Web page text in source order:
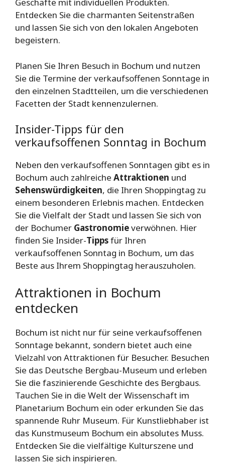
Geschäfte mit individuellen Produkten.
Entdecken Sie die charmanten Seitenstraßen
und lassen Sie sich von den lokalen Angeboten
begeistern.
Planen Sie Ihren Besuch in Bochum und nutzen
Sie die Termine der verkaufsoffenen Sonntage in
den einzelnen Stadtteilen, um die verschiedenen
Facetten der Stadt kennenzulernen.
Insider-Tipps für den
verkaufsoffenen Sonntag in Bochum
Neben den verkaufsoffenen Sonntagen gibt es in
Bochum auch zahlreiche Attraktionen und
Sehenswürdigkeiten, die Ihren Shoppingtag zu
einem besonderen Erlebnis machen. Entdecken
Sie die Vielfalt der Stadt und lassen Sie sich von
der Bochumer Gastronomieverwöhnen. Hier
finden Sie Insider-Tippsfür Ihren
verkaufsoffenen Sonntag in Bochum, um das
Beste aus Ihrem Shoppingtag herauszuholen.
Attraktionen in Bochum
entdecken
Bochum ist nicht nur für seine verkaufsoffenen
Sonntage bekannt, sondern bietet auch eine
Vielzahl von Attraktionen für Besucher. Besuchen
Sie das Deutsche Bergbau-Museum und erleben
Sie die faszinierende Geschichte des Bergbaus.
Tauchen Sie in die Welt der Wissenschaft im
Planetarium Bochum ein oder erkunden Sie das
spannende Ruhr Museum. Für Kunstliebhaber ist
das Kunstmuseum Bochum ein absolutes Muss.
Entdecken Sie die vielfältige Kulturszene und
lassen Sie sich inspirieren.